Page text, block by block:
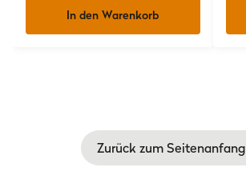
In den Warenkorb
Zurück zum Seitenanfang